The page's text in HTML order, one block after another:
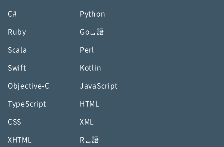
C# Python
Ruby Go言語
Scala Perl
Swift Kotlin
Objective-C JavaScript
TypeScript HTML
CSS XML
XHTML R言語